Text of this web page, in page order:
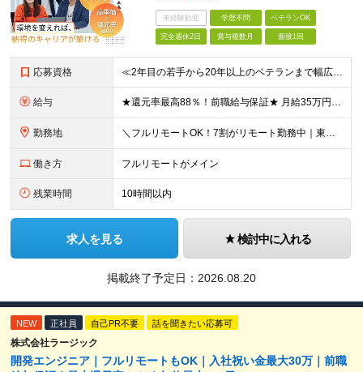
未経験歓迎 学歴不問 ベテランOK
完全週休2日 賞与複数月 面接1回
応募資格 ≪2年目の若手から20年以上のベテランまで幅広く活躍！≫ ■組込系開発の実務経験をお持ちの方(フェーズや言語、リーダー経験などは一切不問) ■学歴不問 ＼下記経験をお持ちの方は優遇します／ ●C言語
給与 ★還元率最高88％！前職給与保証★ 月給35万円～＋賞与年2回 ★還元率は案件単価の76～88％！ ★入社祝い金10～30万円！住宅・在宅・家族など手当充実！ ◎経験・スキルなどを考慮し、優遇し
勤務地 ＼フルリモートOK！7割がリモート勤務中｜東京・愛知・大阪で積極採用中！／ 東京・神奈川・千葉・埼玉、大阪・京都・兵庫・滋賀、愛知などのプロジェクト先、または在宅勤務 ★転勤なし ★希望するエリアで
働き方 フルリモートがメイン
残業時間 10時間以内
求人を見る 検討中に入れる
掲載終了予定日： 2026.08.20
NEW 正社員 自己PR不要 話を聞きたい応募可
株式会社ラージック
開発エンジニア｜フルリモートもOK｜入社祝い金最大30万｜前職